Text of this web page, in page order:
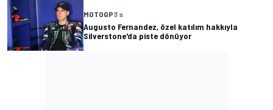
MOTOGP3 s
Augusto Fernandez, özel katılım hakkıyla
Silverstone'da piste dönüyor